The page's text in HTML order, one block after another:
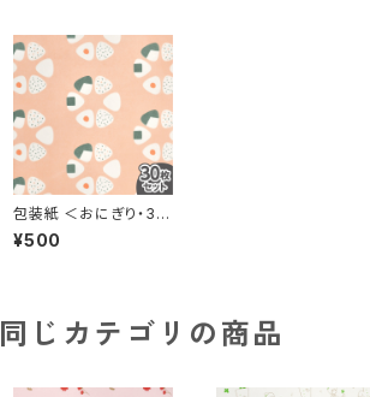
包装紙 ＜おにぎり・30
枚セット＞
¥500
同じカテゴリの商品